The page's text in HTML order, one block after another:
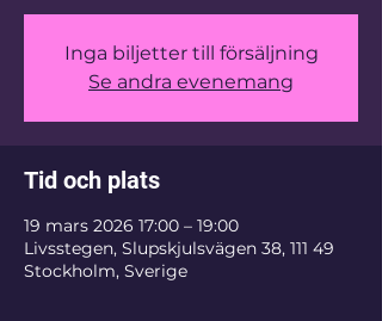
Inga biljetter till försäljning
Se andra evenemang
Tid och plats
19 mars 2026 17:00 – 19:00
Livsstegen, Slupskjulsvägen 38, 111 49
Stockholm, Sverige